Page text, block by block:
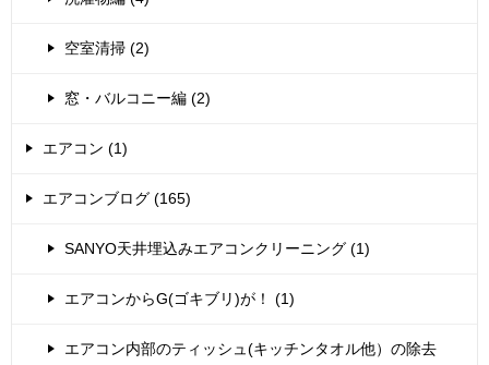
空室清掃 (2)
窓・バルコニー編 (2)
エアコン (1)
エアコンブログ (165)
SANYO天井埋込みエアコンクリーニング (1)
エアコンからG(ゴキブリ)が！ (1)
エアコン内部のティッシュ(キッチンタオル他）の除去